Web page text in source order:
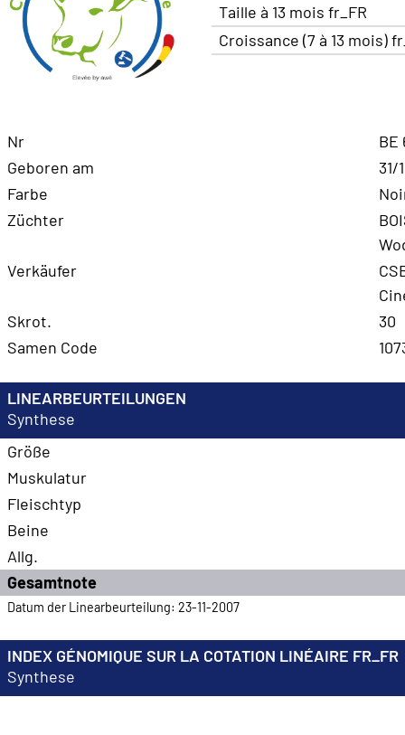
Taille à 13 mois fr_FR
Croissance (7 à 13 mois)
Nr
BE
Geboren am
31/
Farbe
Züchter
Verkäufer
Skrot.
30
Samen Code
LINEARBEURTEILUNGEN
Synthese
Größe
Muskulatur
Fleischtyp
Beine
Allg.
Gesamtnote
Datum der Linearbeurteilung: 23-11-2007
INDEX GÉNOMIQUE SUR LA COTATION LINÉAIRE FR_FR
Synthese